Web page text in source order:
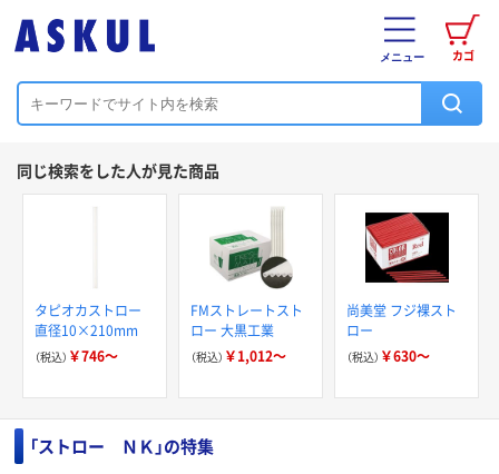
カゴ
メニュー
同じ検索をした人が見た商品
タピオカストロー
直径10×210mm
（税込） ￥746～
FMストレートスト
ロー 大黒工業
（税込） ￥1,012～
尚美堂 フジ裸スト
ロー
（税込） ￥630～
「ストロー ＮＫ」の特集